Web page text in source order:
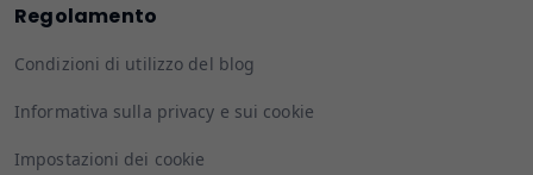
Regolamento
Condizioni di utilizzo del blog
Informativa sulla privacy e sui cookie
Impostazioni dei cookie